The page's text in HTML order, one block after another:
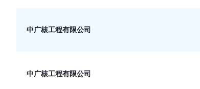
中广核工程有限公司
中广核工程有限公司